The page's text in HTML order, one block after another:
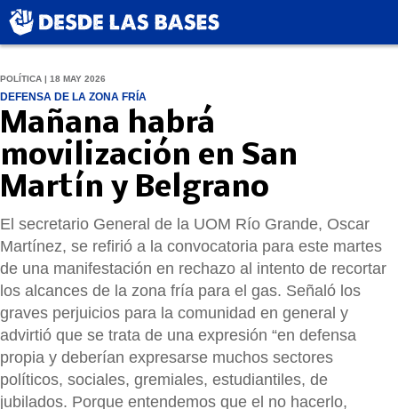
POLÍTICA | 18 MAY 2026
DEFENSA DE LA ZONA FRÍA
Mañana habrá
movilización en San
Martín y Belgrano
El secretario General de la UOM Río Grande, Oscar
Martínez, se refirió a la convocatoria para este martes
de una manifestación en rechazo al intento de recortar
los alcances de la zona fría para el gas. Señaló los
graves perjuicios para la comunidad en general y
advirtió que se trata de una expresión “en defensa
propia y deberían expresarse muchos sectores
políticos, sociales, gremiales, estudiantiles, de
jubilados. Porque entendemos que el no hacerlo,